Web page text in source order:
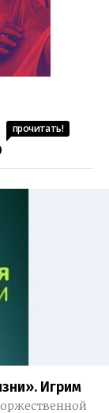
прочитать!
Игрим